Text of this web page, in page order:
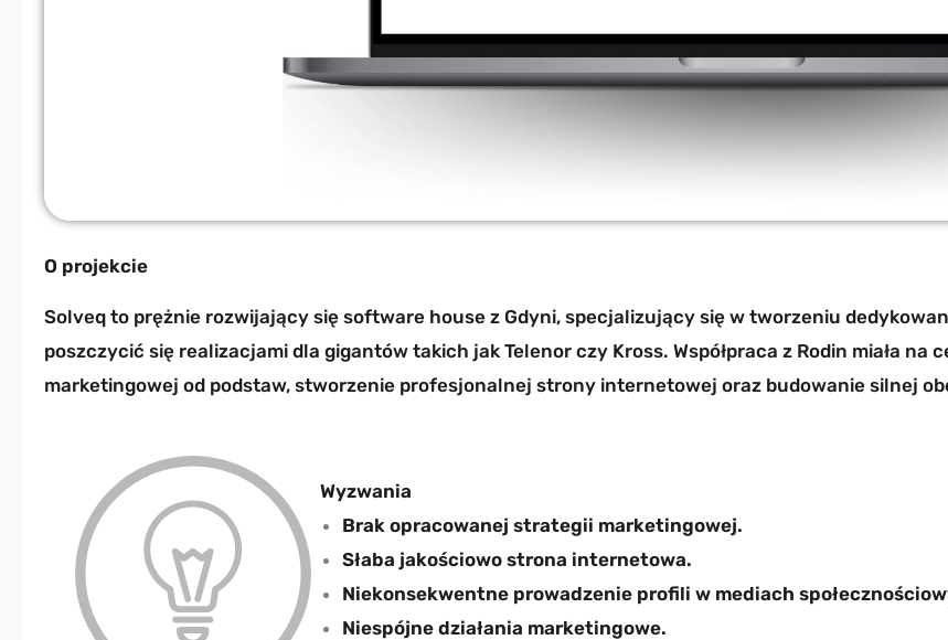
O projekcie
Solveq to prężnie rozwijający się software house z Gdyni, specjalizujący się w tworzeniu
poszczycić się realizacjami dla gigantów takich jak Telenor czy Kross. Współpraca z Rodin miała
marketingowej od podstaw, stworzenie profesjonalnej strony internetowej oraz budowanie silnej
Wyzwania​
Brak opracowanej strategii marketingowej.
Słaba jakościowo strona internetowa.
Niekonsekwentne prowadzenie profili w mediach
Niespójne działania marketingowe.